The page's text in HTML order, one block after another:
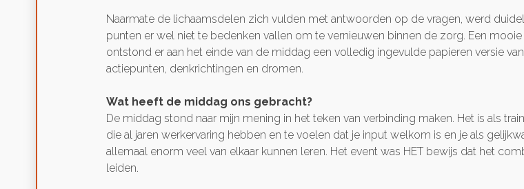
Naarmate de lichaamsdelen zich vulden met antwoorden op de vragen, werd
punten er wel niet te bedenken vallen om te vernieuwen binnen de zorg. Een
ontstond er aan het einde van de middag een volledig ingevulde papieren versie
actiepunten, denkrichtingen en dromen.
Wat heeft de middag ons gebracht?
De middag stond naar mijn mening in het teken van verbinding maken. Het is als
die al jaren werkervaring hebben en te voelen dat je input welkom is en je als
allemaal enorm veel van elkaar kunnen leren. Het event was HET bewijs dat het
leiden.